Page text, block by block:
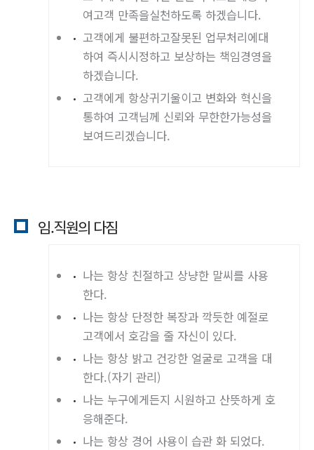
여고객 만족을실천하도록 하겠습니다.
고객에게 불편하고잘못된 업무처리에대
하여 즉시시정하고 보상하는 책임경영을
하겠습니다.
고객에게 항상귀기울이고 변화와 혁신을
통하여 고객님께 신뢰와 무한한가능성을
보여드리겠습니다.
임.직원의 다짐
나는 항상 친절하고 상냥한 말씨를 사용
한다.
나는 항상 단정한 복장과 깍듯한 예절로
고객에서 호감을 줄 자신이 있다.
나는 항상 밝고 건강한 얼굴로 고객을 대
한다.(자기 관리)
나는 누구에게든지 시원하고 산뜻하게 호
응해준다.
나는 항상 경어 사용이 습관 화 되었다.